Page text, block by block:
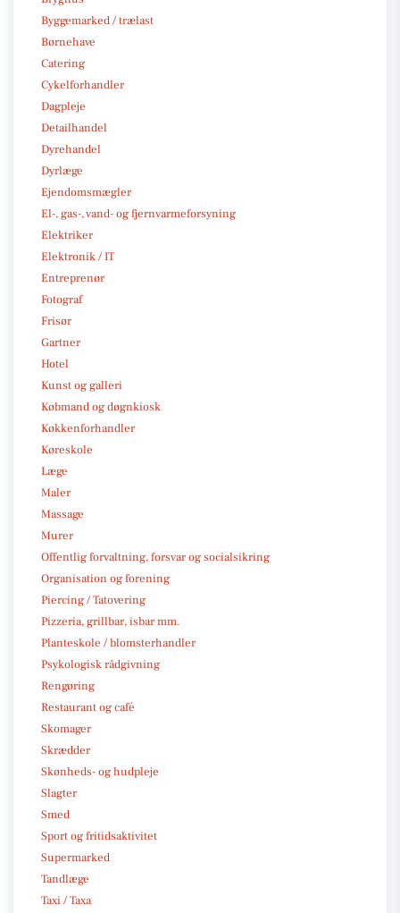
Byggemarked / trælast
Børnehave
Catering
Cykelforhandler
Dagpleje
Detailhandel
Dyrehandel
Dyrlæge
Ejendomsmægler
El-, gas-, vand- og fjernvarmeforsyning
Elektriker
Elektronik / IT
Entreprenør
Fotograf
Frisør
Gartner
Hotel
Kunst og galleri
Købmand og døgnkiosk
Køkkenforhandler
Køreskole
Læge
Maler
Massage
Murer
Offentlig forvaltning, forsvar og socialsikring
Organisation og forening
Piercing / Tatovering
Pizzeria, grillbar, isbar mm.
Planteskole / blomsterhandler
Psykologisk rådgivning
Rengøring
Restaurant og café
Skomager
Skrædder
Skønheds- og hudpleje
Slagter
Smed
Sport og fritidsaktivitet
Supermarked
Tandlæge
Taxi / Taxa